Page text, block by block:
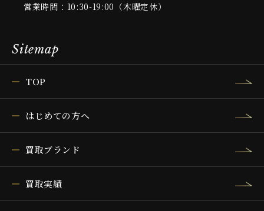
営業時間：10:30-19:00（木曜定休）
Sitemap
TOP
はじめての方へ
買取ブランド
買取実績